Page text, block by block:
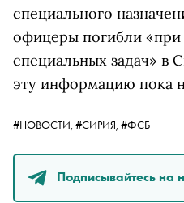
специального
офицеры погибли
специальных задач»
эту информацию пока
#НОВОСТИ, #СИРИЯ, #ФСБ
Подписывайтесь на